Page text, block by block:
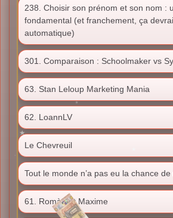
238. Choisir son prénom et son nom :
fondamental (et franchement, ça
automatique)
301. Comparaison : Schoolmaker vs
63. Stan Leloup Marketing Mania
62. LoannLV
Le Chevreuil
Tout le monde n’a pas eu la chance
61. Romàn et Maxime